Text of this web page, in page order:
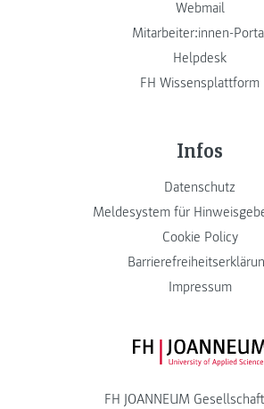
Webmail
Mitarbeiter:innen-
Helpdesk
FH Wissensplattform
Infos
Datenschutz
Meldesystem für
Cookie Policy
Impressum
FH JOANNEUM